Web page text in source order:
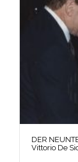
DER
Vittorio De